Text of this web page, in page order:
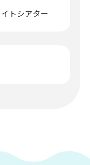
トシアター